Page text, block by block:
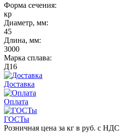
Форма сечения:
кр
Диаметр, мм:
45
Длина, мм:
3000
Марка сплава:
Д16
Доставка
Оплата
ГОСТы
Розничная цена за кг в руб. с НДС